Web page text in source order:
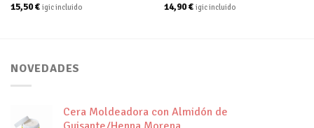
15,50€ igic incluido 14,90€ igic incluido
NOVEDADES
Cera Moldeadora con Almidón de